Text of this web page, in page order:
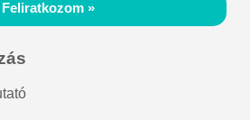
Feliratkozom »